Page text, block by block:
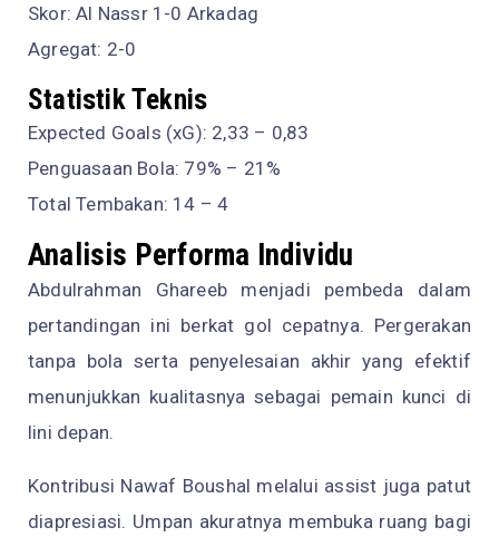
Skor: Al Nassr 1-0 Arkadag
Agregat: 2-0
Statistik Teknis
Expected Goals (xG): 2,33 – 0,83
Penguasaan Bola: 79% – 21%
Total Tembakan: 14 – 4
Analisis Performa Individu
Abdulrahman Ghareeb menjadi pembeda dalam
pertandingan ini berkat gol cepatnya. Pergerakan
tanpa bola serta penyelesaian akhir yang efektif
menunjukkan kualitasnya sebagai pemain kunci di
lini depan.
Kontribusi Nawaf Boushal melalui assist juga patut
diapresiasi. Umpan akuratnya membuka ruang bagi